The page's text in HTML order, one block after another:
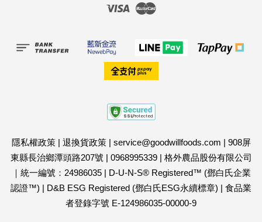
Visa
隱私權政策| 退換貨政策| service@goodwillfoods.com | 908屏
東縣長治鄉潭頭路207號 | 0968995339| 格外農品股份有限公司
｜統一編號：24986035| D-U-N-S® Registered™ (鄧白氏企業
認證™) | D&B ESG Registered (鄧白氏ESG永續標章) | 食品業
者登錄字號 E-124986035-00000-9